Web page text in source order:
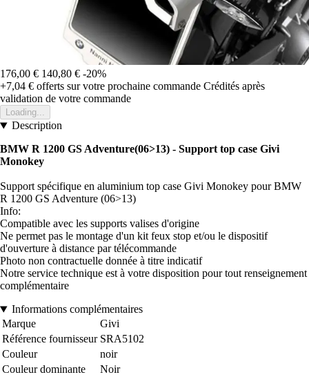
176,00 € 140,80 € -20%
+7,04 € offerts sur votre prochaine commande Crédités après
validation de votre commande
Loading...
Description
BMW R 1200 GS Adventure(06>13) - Support top case Givi
Monokey
Support spécifique en aluminium top case Givi Monokey pour BMW
R 1200 GS Adventure (06>13)
Info:
Compatible avec les supports valises d'origine
Ne permet pas le montage d'un kit feux stop et/ou le dispositif
d'ouverture à distance par télécommande
Photo non contractuelle donnée à titre indicatif
Notre service technique est à votre disposition pour tout renseignement
complémentaire
Informations complémentaires
Marque
Givi
Référence fournisseur SRA5102
Couleur
noir
Couleur dominante
Noir